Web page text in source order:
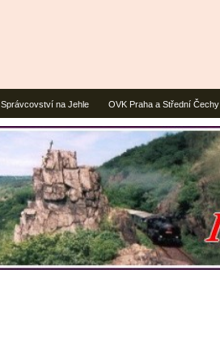
Správcovství na Jehle OVK Praha a Střední Čechy